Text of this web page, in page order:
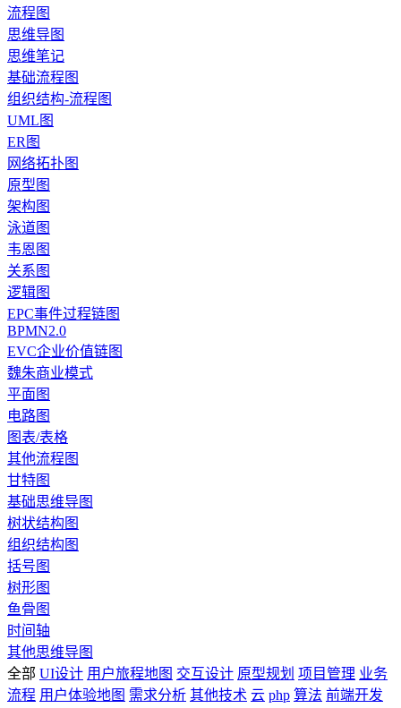
流程图
思维导图
思维笔记
基础流程图
组织结构-流程图
UML图
ER图
网络拓扑图
原型图
架构图
泳道图
韦恩图
关系图
逻辑图
EPC事件过程链图
BPMN2.0
EVC企业价值链图
魏朱商业模式
平面图
电路图
图表/表格
其他流程图
甘特图
基础思维导图
树状结构图
组织结构图
括号图
树形图
鱼骨图
时间轴
其他思维导图
全部 UI设计 用户旅程地图 交互设计 原型规划 项目管理 业务
流程 用户体验地图 需求分析 其他技术 云 php 算法 前端开发